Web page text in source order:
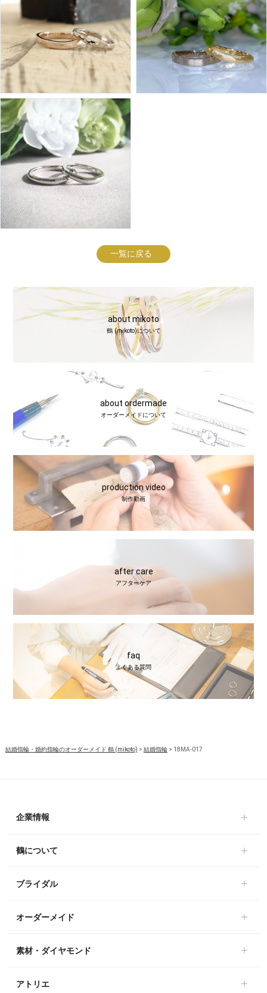
一覧に戻る
about mikoto
鶴 (mikoto)について
about ordermade
オーダーメイドについて
production video
制作動画
after care
アフターケア
faq
よくある質問
結婚指輪・婚約指輪のオーダーメイド 鶴 (mikoto) > 結婚指輪> 18MA-017
企業情報
鶴について
ブライダル
オーダーメイド
素材・ダイヤモンド
アトリエ